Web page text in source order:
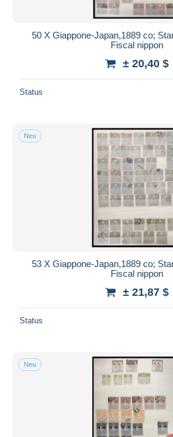
50 X Giappone-Japan,1889 co;
Fiscal nippon
± 20,40 $
Status
Neu
53 X Giappone-Japan,1889 co;
Fiscal nippon
± 21,87 $
Status
Neu